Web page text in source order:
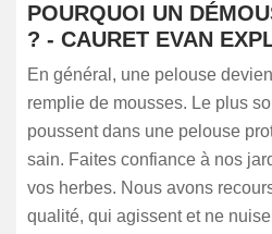
POURQUOI UN
? - CAURET EVAN
En général, une pelouse
remplie de mousses. Le plus
poussent dans une pelouse
sain. Faites confiance à nos
vos herbes. Nous avons
qualité, qui agissent et ne